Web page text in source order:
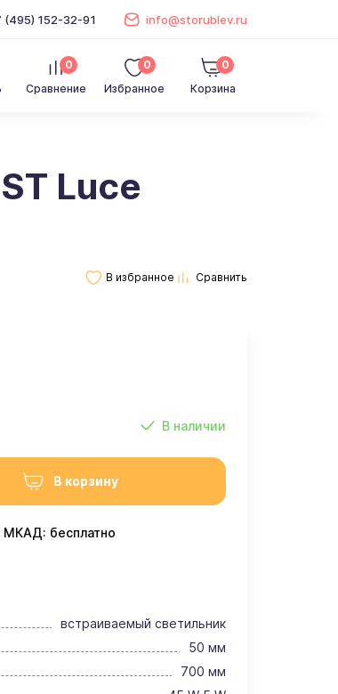
(495) 152-32-91 info@storublev.ru
Сравнение
0
Избранное
0
Корзина
0
Luce
В наличии
В корзину
МКАД: бесплатно
встраиваемый светильник
50 мм
700 мм